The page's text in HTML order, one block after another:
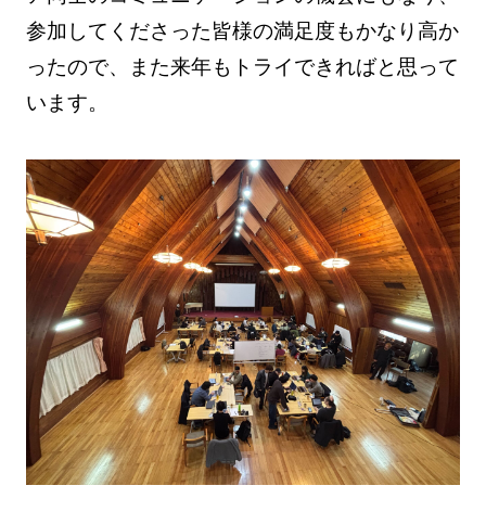
参加してくださった皆様の満足度もかなり高か
ったので、また来年もトライできればと思って
います。